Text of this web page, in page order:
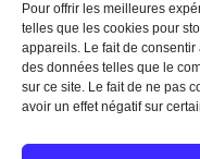
Pour offrir les meilleures
telles que les cookies pour
appareils. Le fait de
des données telles que le
sur ce site. Le fait de ne pas
avoir un effet négatif sur
Contact
06 29 56 64 44
contact[@]jb-conseils.fr